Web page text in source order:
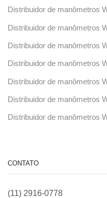
Distribuidor de manômetros
Distribuidor de manômetros
Distribuidor de manômetros
Distribuidor de manômetros
Distribuidor de manômetros
Distribuidor de manômetros
Distribuidor de manômetros
CONTATO
(11) 2916-0778